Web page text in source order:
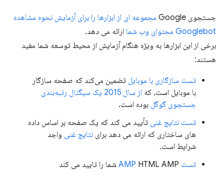
جستجوی Google
مجموعه ای از ابزارها را برای آزمایش نحوه مشاهده
Googlebot محتوای وب شما
ارائه می دهد.
برخی از این ابزارها به ویژه هنگام آزمایش از محیط توسعه شما مفید
هستند:
تست سازگاری با موبایل تضمین می‌کند که صفحه سازگار
با موبایل است، که
از سال 2015 یک سیگنال رتبه‌بندی
جستجوی گوگل بوده است.
تست نتایج غنی تأیید می کند که یک صفحه بر اساس داده
های ساختاری که ارائه می دهد برای نتایج غنی واجد
شرایط است.
تست AMP HTML AMP شما را تایید می کند